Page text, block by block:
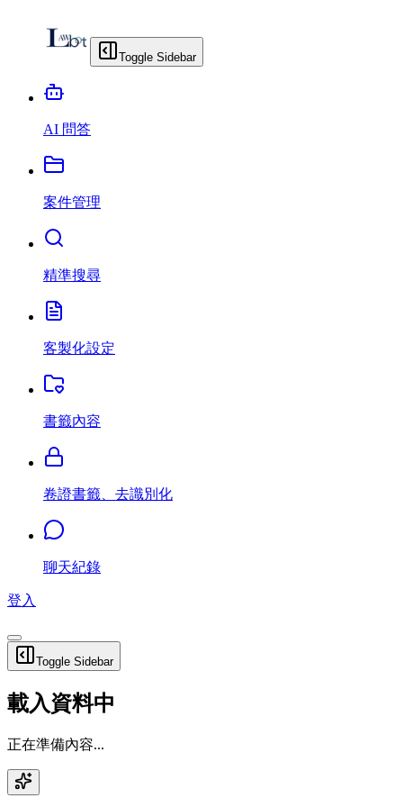
Toggle Sidebar
AI 問答
案件管理
精準搜尋
客製化設定
書籤內容
卷證書籤、去識別化
聊天紀錄
登入
Toggle Sidebar
載入資料中
正在準備內容...